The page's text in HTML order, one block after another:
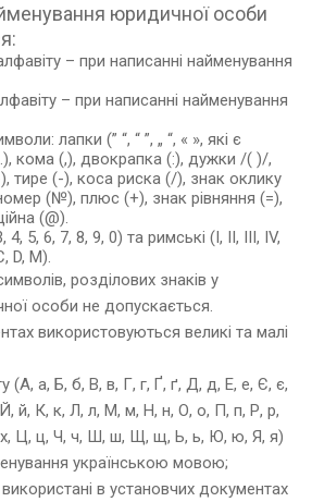
юридичної особи
– при написанні найменування
– при написанні найменування
лапки (” “, “ ”, „ “, « », які є
кома (,), двокрапка (:), дужки /( )/,
тире (-), коса риска (/), знак оклику
(№), плюс (+), знак рівняння (=),
(@).
4, 5, 6, 7, 8, 9, 0) та римські (I, II, III, IV,
D, M).
розділових знаків у
особи не допускається.
використовуються великі та малі
(А, а, Б, б, В, в, Г, г, Ґ, ґ, Д, д, Е, е, Є, є,
Й, й, К, к, Л, л, М, м, Н, н, О, о, П, п, Р, р,
х, Ц, ц, Ч, ч, Ш, ш, Щ, щ, Ь, ь, Ю, ю, Я, я)
українською мовою;
використані в установчих документах